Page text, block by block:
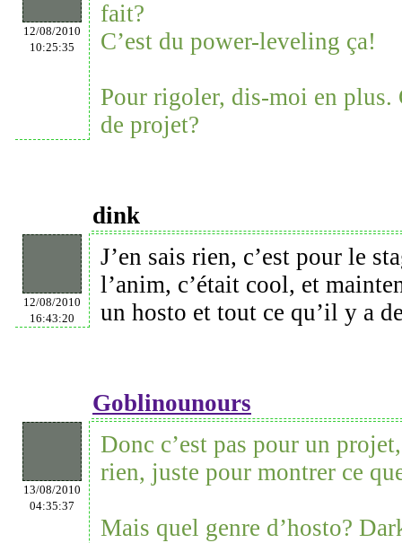
12/08/2010
10:25:35
fait?
C’est du power-leveling ça!
Pour rigoler, dis-moi en plus.
de projet?
dink
12/08/2010
16:43:20
J’en sais rien, c’est pour le
l’anim, c’était cool, et
un hosto et tout ce qu’il y a
Goblinounours
13/08/2010
04:35:37
Donc c’est pas pour un
rien, juste pour montrer ce
Mais quel genre d’hosto?